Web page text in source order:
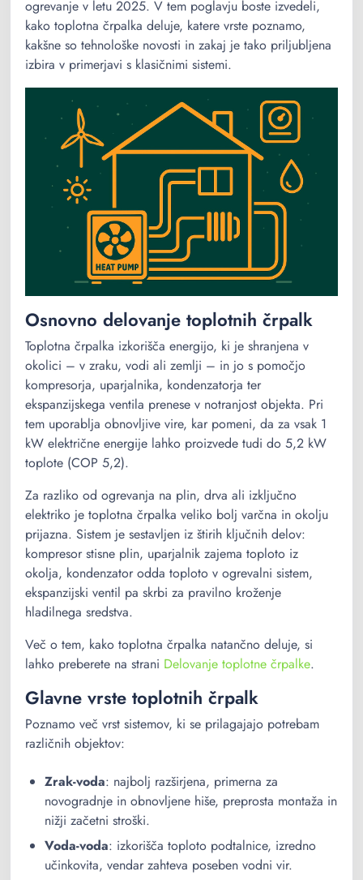
ogrevanje v letu 2025. V tem poglavju boste izvedeli,
kako toplotna črpalka deluje, katere vrste poznamo,
kakšne so tehnološke novosti in zakaj je tako priljubljena
izbira v primerjavi s klasičnimi sistemi.
Osnovno delovanje toplotnih črpalk
Toplotna črpalka izkorišča energijo, ki je shranjena v
okolici – v zraku, vodi ali zemlji – in jo s pomočjo
kompresorja, uparjalnika, kondenzatorja ter
ekspanzijskega ventila prenese v notranjost objekta. Pri
tem uporablja obnovljive vire, kar pomeni, da za vsak 1
kW električne energije lahko proizvede tudi do 5,2 kW
toplote (COP 5,2).
Za razliko od ogrevanja na plin, drva ali izključno
elektriko je toplotna črpalka veliko bolj varčna in okolju
prijazna. Sistem je sestavljen iz štirih ključnih delov:
kompresor stisne plin, uparjalnik zajema toploto iz
okolja, kondenzator odda toploto v ogrevalni sistem,
ekspanzijski ventil pa skrbi za pravilno kroženje
hladilnega sredstva.
Več o tem, kako toplotna črpalka natančno deluje, si
lahko preberete na strani Delovanje toplotne črpalke.
Glavne vrste toplotnih črpalk
Poznamo več vrst sistemov, ki se prilagajajo potrebam
različnih objektov:
Zrak-voda: najbolj razširjena, primerna za
novogradnje in obnovljene hiše, preprosta montaža in
nižji začetni stroški.
Voda-voda: izkorišča toploto podtalnice, izredno
učinkovita, vendar zahteva poseben vodni vir.